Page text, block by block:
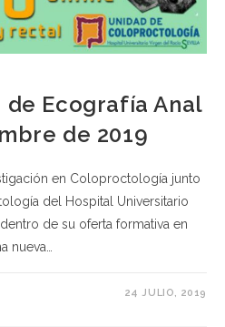
de Ecografía Anal
de 2019
en Coloproctología junto
del Hospital Universitario
de su oferta formativa en
nueva…
24 JULIO, 2019